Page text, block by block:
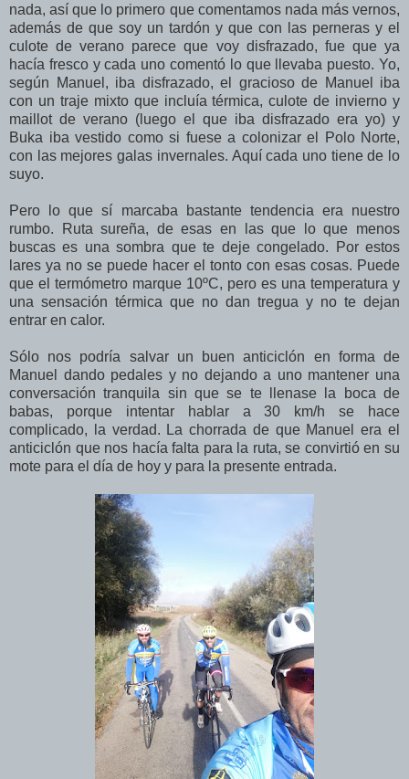
nada, así que lo primero que comentamos nada más vernos,
además de que soy un tardón y que con las perneras y el
culote de verano parece que voy disfrazado, fue que ya
hacía fresco y cada uno comentó lo que llevaba puesto. Yo,
según Manuel, iba disfrazado, el gracioso de Manuel iba
con un traje mixto que incluía térmica, culote de invierno y
maillot de verano (luego el que iba disfrazado era yo) y
Buka iba vestido como si fuese a colonizar el Polo Norte,
con las mejores galas invernales. Aquí cada uno tiene de lo
suyo.
Pero lo que sí marcaba bastante tendencia era nuestro
rumbo. Ruta sureña, de esas en las que lo que menos
buscas es una sombra que te deje congelado. Por estos
lares ya no se puede hacer el tonto con esas cosas. Puede
que el termómetro marque 10ºC, pero es una temperatura y
una sensación térmica que no dan tregua y no te dejan
entrar en calor.
Sólo nos podría salvar un buen anticiclón en forma de
Manuel dando pedales y no dejando a uno mantener una
conversación tranquila sin que se te llenase la boca de
babas, porque intentar hablar a 30 km/h se hace
complicado, la verdad. La chorrada de que Manuel era el
anticiclón que nos hacía falta para la ruta, se convirtió en su
mote para el día de hoy y para la presente entrada.